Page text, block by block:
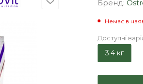
Бренд:
Немає в
Доступні
3.4 кг